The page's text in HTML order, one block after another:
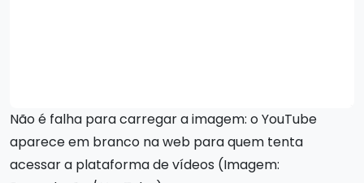
Não é falha para carregar a imagem: o YouTube
aparece em branco na web para quem tenta
acessar a plataforma de vídeos (Imagem: